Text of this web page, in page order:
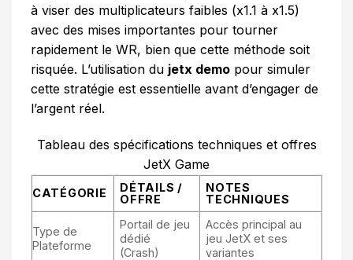
à viser des multiplicateurs faibles (x1.1 à x1.5)
avec des mises importantes pour tourner
rapidement le WR, bien que cette méthode soit
risquée. L’utilisation du jetx demo pour simuler
cette stratégie est essentielle avant d’engager de
l’argent réel.
Tableau des spécifications techniques et offres
JetX Game
CATÉGORIE
DÉTAILS /
OFFRE
NOTES
TECHNIQUES
Type de
Plateforme
Portail de jeu
dédié
(Crash)
Accès principal au
jeu JetX et ses
variantes